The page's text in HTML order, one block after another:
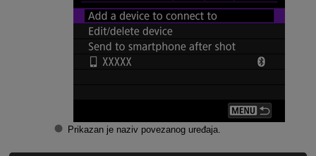
Prikazan je naziv povezanog uređaja.